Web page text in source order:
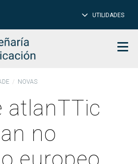
UTILIDADES
NOVAS
atlanTTic
no